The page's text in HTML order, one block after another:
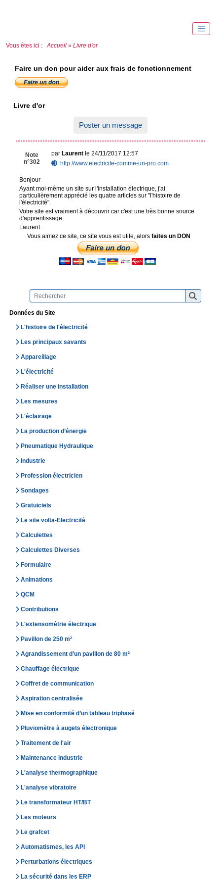
Vous êtes ici : Accueil » Livre d'or
Données du Site
L'histoire de l'électricité
Les principaux savants
Appareillage
L'électricité
Réaliser une installation
Les mesures
L'éclairage
La production d’énergie
Pneumatique Hydraulique
Industrie
Profession électricien
Sondages
Gratuiciels
Le site volta-Electricité
Calculettes
Calculettes Diverses
Formulaire
Animations
QCM
Contributions
L'extensométrie électrique
Pavillon de 250 m²
Agrandissement d’un pavillon de 80 m²
Chauffage électrique
Coffret de communication
Aspiration centralisée
Mise en conformité d’un tableau triphasé
Pluviomètre à augets électronique
Traitement de l'air
Maintenance industrie
L'analyse thermographique
L'analyse vibratoire
Le transformateur HT/BT
Les moteurs
Le grafcet
Automatismes, les API
Perturbations électriques
La sécurité dans les ERP
Faire un don pour aider aux frais de fonctionnement
Livre d'or
Poster un message
Note
n°302
par Laurentle 24/11/2017 12:57
http://www.electricite-comme-un-pro.com
Bonjour
Ayant moi-même un site sur l'installation électrique, j'ai
particulièrement apprécié les quatre articles sur "l'histoire de
l'électricité".
Votre site est vraiment à découvrir car c'est une très bonne source
d'apprentissage.
Laurent
Vous aimez ce site, ce site vous est utile, alors faites un DON